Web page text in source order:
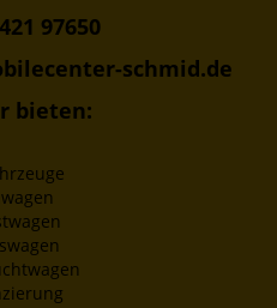
97650
schmid.de
bieten: